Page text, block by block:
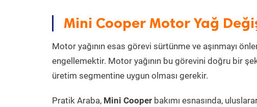
Mini Cooper Motor Yağ
Motor yağının esas görevi sürtünme ve aşınmayı
engellemektir. Motor yağının bu görevini doğru bir
üretim segmentine uygun olması gerekir.
Pratik Araba, Mini Cooper bakımı esnasında,